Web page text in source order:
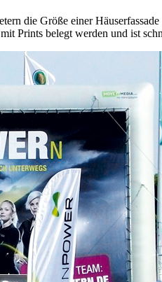
die Größe einer
Prints belegt werden und ist